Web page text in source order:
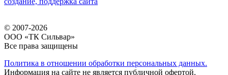
© 2007-2026
ООО «ТК Сильвар»
Все права защищены
Политика в отношении обработки персональных данных.
Информация на сайте не является публичной офертой.